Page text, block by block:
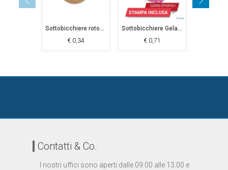
Sottobicchiere rotondo Cassacco
€0,34
Sottobicchiere Gelannes
€0,71
Contatti & Co.
I nostri uffici sono aperti dalle 09:00 alle 13.00 e